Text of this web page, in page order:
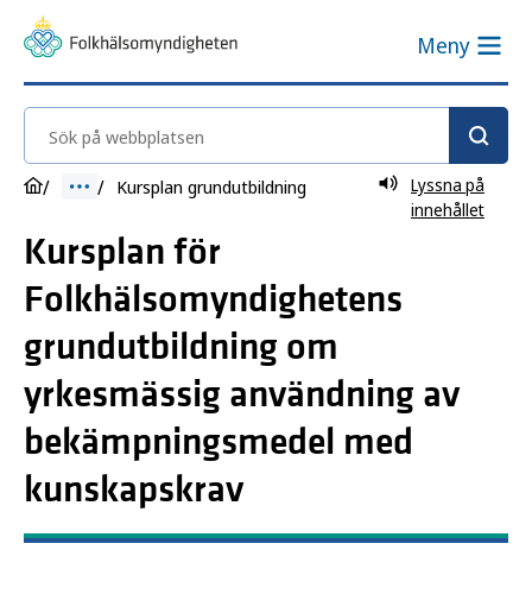
Meny
Sök på webbplatsen
Kursplan grundutbildning
Lyssna på
innehållet
Kursplan för
Folkhälsomyndighetens
grundutbildning om
yrkesmässig användning av
bekämpningsmedel med
kunskapskrav